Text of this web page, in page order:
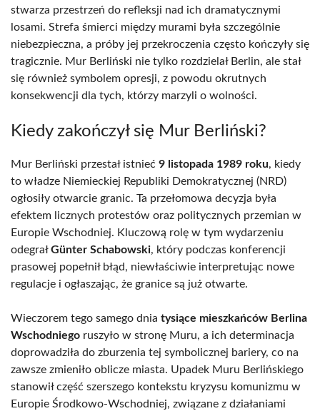
stwarza przestrzeń do refleksji nad ich dramatycznymi
losami. Strefa śmierci między murami była szczególnie
niebezpieczna, a próby jej przekroczenia często kończyły się
tragicznie. Mur Berliński nie tylko rozdzielał Berlin, ale stał
się również symbolem opresji, z powodu okrutnych
konsekwencji dla tych, którzy marzyli o wolności.
Kiedy zakończył się Mur Berliński?
Mur Berliński przestał istnieć 9 listopada 1989 roku, kiedy
to władze Niemieckiej Republiki Demokratycznej (NRD)
ogłosiły otwarcie granic. Ta przełomowa decyzja była
efektem licznych protestów oraz politycznych przemian w
Europie Wschodniej. Kluczową rolę w tym wydarzeniu
odegrałGünter Schabowski, który podczas konferencji
prasowej popełnił błąd, niewłaściwie interpretując nowe
regulacje i ogłaszając, że granice są już otwarte.
Wieczorem tego samego dnia tysiące mieszkańców Berlina
Wschodniego ruszyło w stronę Muru, a ich determinacja
doprowadziła do zburzenia tej symbolicznej bariery, co na
zawsze zmieniło oblicze miasta. Upadek Muru Berlińskiego
stanowił część szerszego kontekstu kryzysu komunizmu w
Europie Środkowo-Wschodniej, związane z działaniami